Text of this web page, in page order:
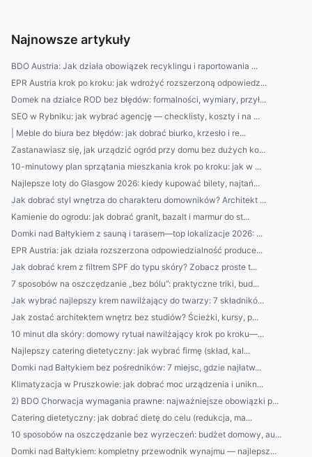
Najnowsze artykuły
BDO Austria: Jak działa obowiązek recyklingu i raportowania ...
EPR Austria krok po kroku: jak wdrożyć rozszerzoną odpowiedz...
Domek na działce ROD bez błędów: formalności, wymiary, przył...
SEO w Rybniku: jak wybrać agencję — checklisty, koszty i na ...
| Meble do biura bez błędów: jak dobrać biurko, krzesło i re...
Zastanawiasz się, jak urządzić ogród przy domu bez dużych ko...
10-minutowy plan sprzątania mieszkania krok po kroku: jak w ...
Najlepsze loty do Glasgow 2026: kiedy kupować bilety, najtań...
Jak dobrać styl wnętrza do charakteru domowników? Architekt ...
Kamienie do ogrodu: jak dobrać granit, bazalt i marmur do st...
Domki nad Bałtykiem z sauną i tarasem—top lokalizacje 2026: ...
EPR Austria: jak działa rozszerzona odpowiedzialność produce...
Jak dobrać krem z filtrem SPF do typu skóry? Zobacz proste t...
7 sposobów na oszczędzanie „bez bólu”: praktyczne triki, bud...
Jak wybrać najlepszy krem nawilżający do twarzy: 7 składnikó...
Jak zostać architektem wnętrz bez studiów? Ścieżki, kursy, p...
10 minut dla skóry: domowy rytuał nawilżający krok po kroku—...
Najlepszy catering dietetyczny: jak wybrać firmę (skład, kal...
Domki nad Bałtykiem bez pośredników: 7 miejsc, gdzie najłatw...
Klimatyzacja w Pruszkowie: jak dobrać moc urządzenia i unikn...
2) BDO Chorwacja wymagania prawne: najważniejsze obowiązki p...
Catering dietetyczny: jak dobrać dietę do celu (redukcja, ma...
10 sposobów na oszczędzanie bez wyrzeczeń: budżet domowy, au...
Domki nad Bałtykiem: kompletny przewodnik wynajmu — najlepsz...